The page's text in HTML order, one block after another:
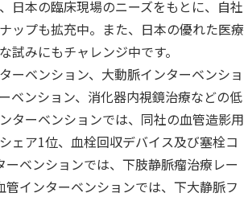
日本の臨床現場のニーズをもとに、自社
ップも拡充中。また、日本の優れた医療
試みにもチャレンジ中です。
ーベンション、大動脈インターベンショ
ベンション、消化器内視鏡治療などの低
ターベンションでは、同社の血管造影用
ェア1位、血栓回収デバイス及び塞栓コ
ベンションでは、下肢静脈瘤治療レー
インターベンションでは、下大静脈フ